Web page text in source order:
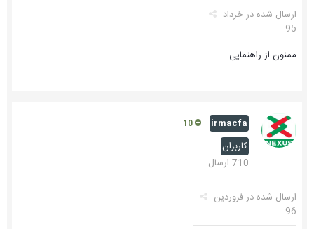
ارسال شده درخرداد
95
ممنون از راهنمایی
irmacfa
کاربران
710 ارسال
ارسال شده درفروردین
96